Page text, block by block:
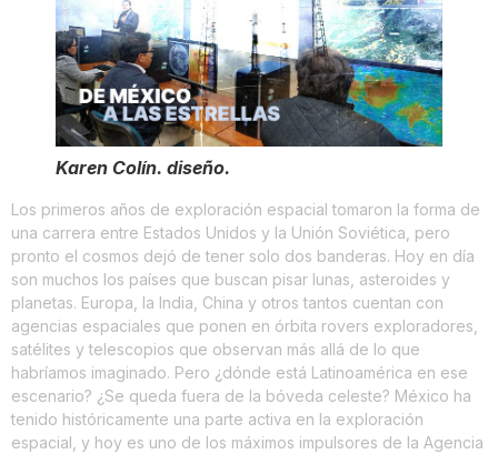
Karen Colín. diseño.
Los primeros años de exploración espacial tomaron la forma de
una carrera entre Estados Unidos y la Unión Soviética, pero
pronto el cosmos dejó de tener solo dos banderas. Hoy en día
son muchos los países que buscan pisar lunas, asteroides y
planetas. Europa, la India, China y otros tantos cuentan con
agencias espaciales que ponen en órbita rovers exploradores,
satélites y telescopios que observan más allá de lo que
habríamos imaginado. Pero ¿dónde está Latinoamérica en ese
escenario? ¿Se queda fuera de la bóveda celeste? México ha
tenido históricamente una parte activa en la exploración
espacial, y hoy es uno de los máximos impulsores de la Agencia